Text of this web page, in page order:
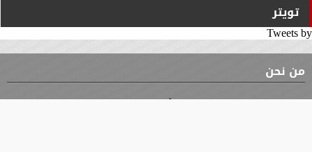
تويتر
Tweets by
من نحن